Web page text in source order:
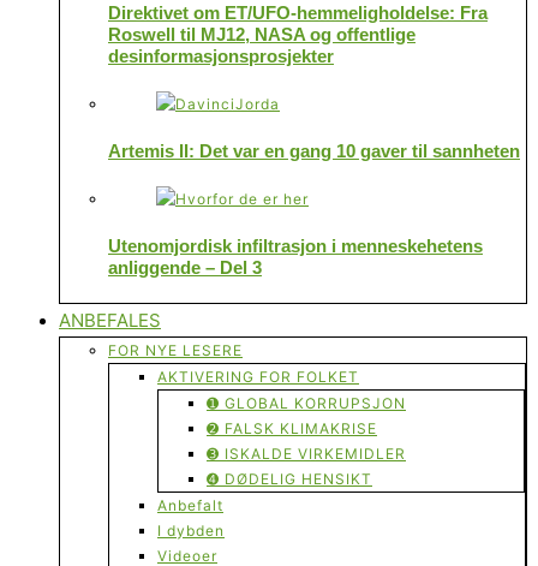
Direktivet om ET/UFO-hemmeligholdelse: Fra
Roswell til MJ12, NASA og offentlige
desinformasjonsprosjekter
Artemis II: Det var en gang 10 gaver til sannheten
Utenomjordisk infiltrasjon i menneskehetens
anliggende – Del 3
ANBEFALES
FOR NYE LESERE
AKTIVERING FOR FOLKET
➊ GLOBAL KORRUPSJON
➋ FALSK KLIMAKRISE
➌ ISKALDE VIRKEMIDLER
➍ DØDELIG HENSIKT
Anbefalt
I dybden
Videoer